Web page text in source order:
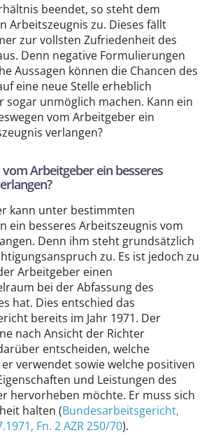
beendet, so steht dem
Arbeitszeugnis zu. Dieses fällt
zur vollsten Zufriedenheit des
Denn negative Formulierungen
Aussagen können die Chancen des
eine neue Stelle erheblich
sogar unmöglich machen. Kann ein
vom Arbeitgeber ein
verlangen?
Arbeitgeber ein besseres
kann unter bestimmten
ein besseres Arbeitszeugnis vom
Denn ihm steht grundsätzlich
zu. Es ist jedoch zu
Arbeitgeber einen
bei der Abfassung des
hat. Dies entschied das
bereits im Jahr 1971. Der
nach Ansicht der Richter
entscheiden, welche
verwendet sowie welche positiven
und Leistungen des
hervorheben möchte. Er muss sich
halten (Bundesarbeitsgericht,
Fn. 2 AZR 250/70).